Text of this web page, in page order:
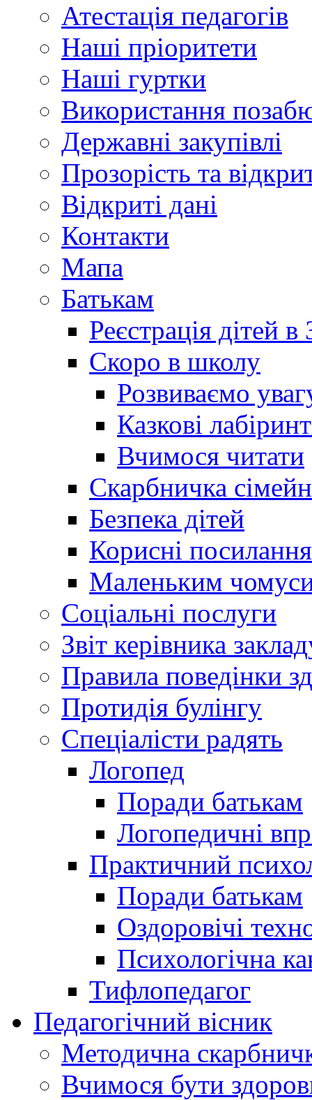
Атестація педагогів
Наші пріоритети
Наші гуртки
Використання
Державні закупівлі
Прозорість та
Відкриті дані
Контакти
Мапа
Батькам
Реєстрація дітей
Скоро в школу
Розвиваємо
Казкові
Вчимося читати
Скарбничка
Безпека дітей
Корисні посилання
Маленьким
Соціальні послуги
Звіт керівника
Правила поведінки
Протидія булінгу
Спеціалісти радять
Логопед
Поради батькам
Логопедичні
Практичний
Поради батькам
Оздоровічі
Психологічна
Тифлопедагог
Педагогічний вісник
Методична
Вчимося бути